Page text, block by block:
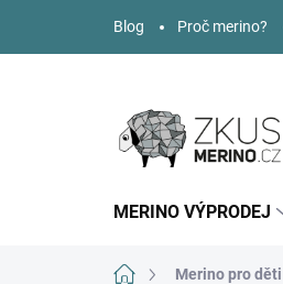
obsah
Blog Proč merino?
MERINO VÝPRODEJ
Domů Merino pro děti